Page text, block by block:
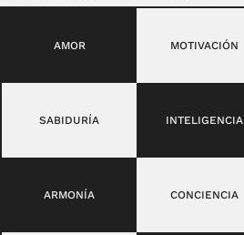
AMOR MOTIVACIÓN
SABIDURÍA INTELIGENCIA
ARMONÍA CONCIENCIA